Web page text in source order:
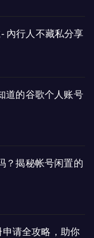
內行人不藏私分享
道的谷歌个人账号
？揭秘帐号闲置的
请全攻略，助你